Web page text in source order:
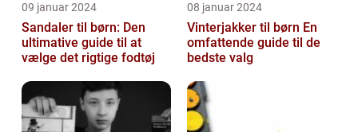
09 januar 2024
Sandaler til børn: Den
ultimative guide til at
vælge det rigtige fodtøj
08 januar 2024
Vinterjakker til børn En
omfattende guide til de
bedste valg